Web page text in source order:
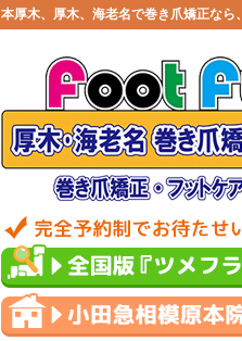
本厚木、厚木、海老名で巻き爪矯正なら